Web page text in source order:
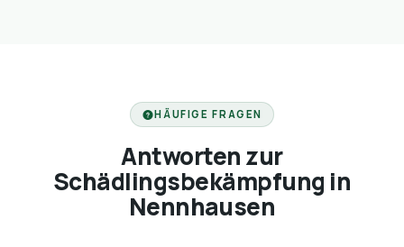
HÄUFIGE FRAGEN
Antworten zur
Schädlingsbekämpfung in
Nennhausen